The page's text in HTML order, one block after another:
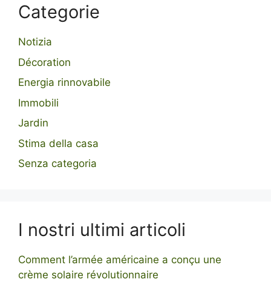
Categorie
Notizia
Décoration
Energia rinnovabile
Immobili
Jardin
Stima della casa
Senza categoria
I nostri ultimi articoli
Comment l’armée américaine a conçu une
crème solaire révolutionnaire